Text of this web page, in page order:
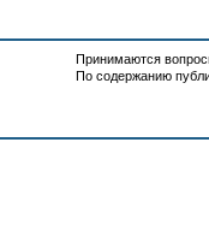
Принимаются
По содержанию